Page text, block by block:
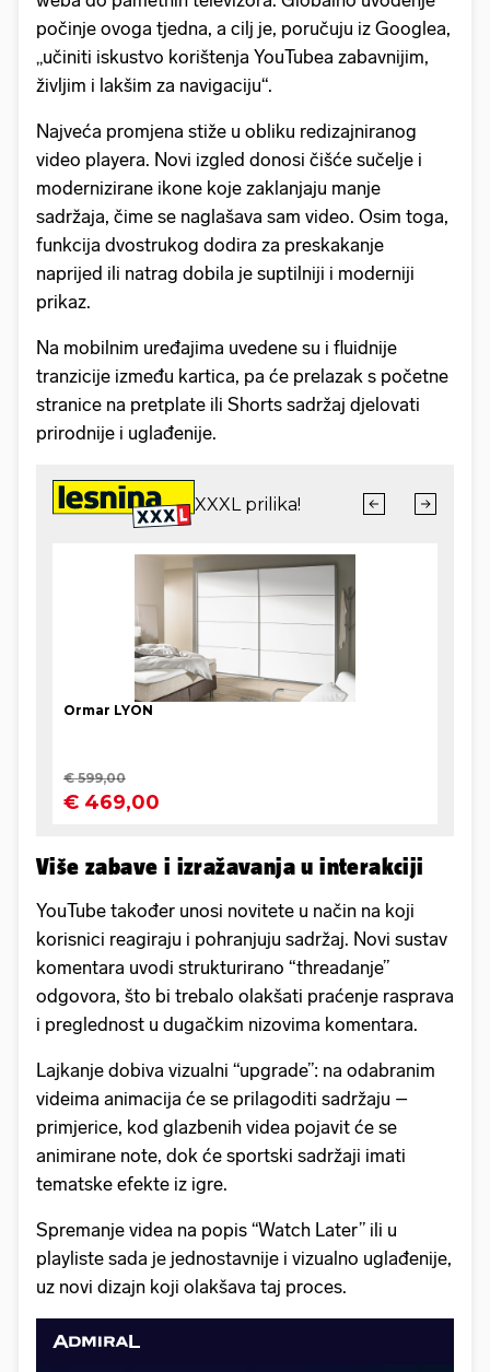
počinje ovoga tjedna, a cilj je, poručuju iz Googlea,
„učiniti iskustvo korištenja YouTubea zabavnijim,
življim i lakšim za navigaciju“.
Najveća promjena stiže u obliku redizajniranog
video playera. Novi izgled donosi čišće sučelje i
modernizirane ikone koje zaklanjaju manje
sadržaja, čime se naglašava sam video. Osim toga,
funkcija dvostrukog dodira za preskakanje
naprijed ili natrag dobila je suptilniji i moderniji
prikaz.
Na mobilnim uređajima uvedene su i fluidnije
tranzicije između kartica, pa će prelazak s početne
stranice na pretplate ili Shorts sadržaj djelovati
prirodnije i uglađenije.
Više zabave i izražavanja u interakciji
YouTube također unosi novitete u način na koji
korisnici reagiraju i pohranjuju sadržaj. Novi sustav
komentara uvodi strukturirano “threadanje”
odgovora, što bi trebalo olakšati praćenje rasprava
i preglednost u dugačkim nizovima komentara.
Lajkanje dobiva vizualni “upgrade”: na odabranim
videima animacija će se prilagoditi sadržaju –
primjerice, kod glazbenih videa pojavit će se
animirane note, dok će sportski sadržaji imati
tematske efekte iz igre.
Spremanje videa na popis “Watch Later” ili u
playliste sada je jednostavnije i vizualno uglađenije,
uz novi dizajn koji olakšava taj proces.